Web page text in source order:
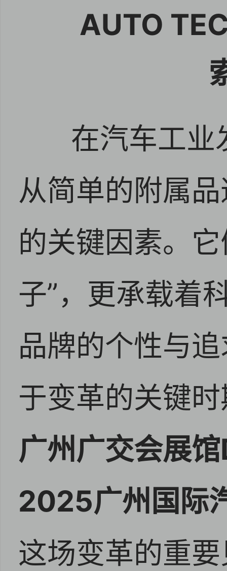
AUTO
在汽车工业
从简单的附属
的关键因素。
子”，更承载着
品牌的个性与
于变革的关键
广州广交会展
2025广州国际
这场变革的重